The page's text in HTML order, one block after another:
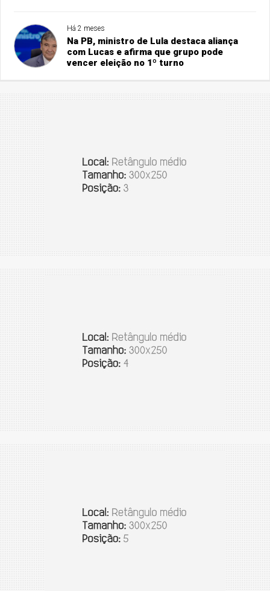
Há 2 meses
Na PB, ministro de Lula destaca aliança
com Lucas e afirma que grupo pode
vencer eleição no 1º turno